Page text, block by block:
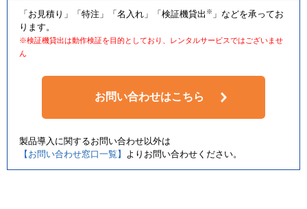
「お見積り」「特注」「名入れ」「検証機貸出 ※ 」などを承ってお
ります。
※検証機貸出は動作検証を目的としており、レンタルサービスではございませ
ん
お問い合わせはこちら
製品導入に関するお問い合わせ以外は
【お問い合わせ窓口一覧】 よりお問い合わせください。